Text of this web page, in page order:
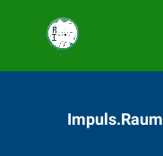
Impuls.Raum